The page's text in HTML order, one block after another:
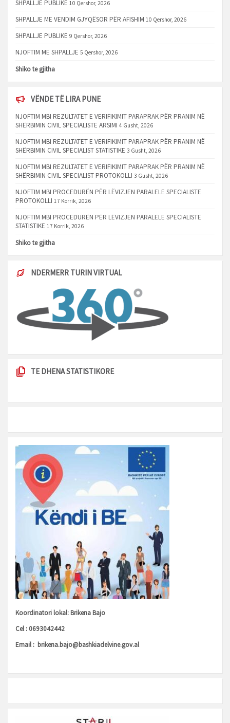
SHPALLJE PUBLIKE 10 Qershor, 2026
SHPALLJE ME VENDIM GJYQËSOR PËR AFISHIM 10 Qershor, 2026
SHPALLJE PUBLIKE 9 Qershor, 2026
NJOFTIM ME SHPALLJE 5 Qershor, 2026
Shiko te gjitha
VËNDE TË LIRA PUNE
NJOFTIM MBI REZULTATET E VERIFIKIMIT PARAPRAK PËR PRANIM NË
SHËRBIMIN CIVIL SPECIALISTE ARSIMI 4 Gusht, 2026
NJOFTIM MBI REZULTATET E VERIFIKIMIT PARAPRAK PËR PRANIM NË
SHËRBIMIN CIVIL SPECIALIST STATISTIKE 3 Gusht, 2026
NJOFTIM MBI REZULTATET E VERIFIKIMIT PARAPRAK PËR PRANIM NË
SHËRBIMIN CIVIL SPECIALIST PROTOKOLLI 3 Gusht, 2026
NJOFTIM MBI PROCEDURËN PËR LËVIZJEN PARALELE SPECIALISTE
PROTOKOLLI 17 Korrik, 2026
NJOFTIM MBI PROCEDURËN PËR LËVIZJEN PARALELE SPECIALISTE
STATISTIKE 17 Korrik, 2026
Shiko te gjitha
NDERMERR TURIN VIRTUAL
TE DHENA STATISTIKORE
Koordinatori lokal: Brikena Bajo
Cel : 0693042442
Email : brikena.bajo@bashkiadelvine.gov.al